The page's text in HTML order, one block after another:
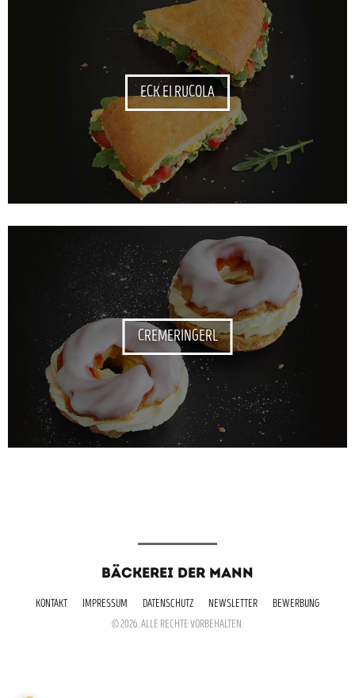
ECK EI RUCOLA
CREMERINGERL
BÄCKEREI DER MANN
KONTAKT IMPRESSUM DATENSCHUTZ NEWSLETTER
BEWERBUNG
© 2026. ALLE RECHTE VORBEHALTEN.